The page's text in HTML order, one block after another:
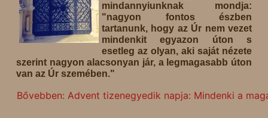
mindannyiunknak mondja:
"nagyon fontos észben
tartanunk, hogy az Úr nem vezet
mindenkit egyazon úton s
esetleg az olyan, aki saját nézete
szerint nagyon alacsonyan jár, a legmagasabb úton
van az Úr szemében."
Bővebben: Advent tizenegyedik napja: Mindenki a